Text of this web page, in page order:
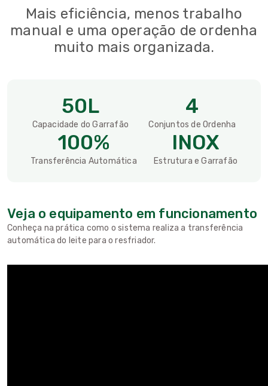
Mais eficiência, menos trabalho
manual e uma operação de ordenha
muito mais organizada.
50L
Capacidade do Garrafão
4
Conjuntos de Ordenha
100%
Transferência Automática
INOX
Estrutura e Garrafão
Veja o equipamento em funcionamento
Conheça na prática como o sistema realiza a transferência
automática do leite para o resfriador.